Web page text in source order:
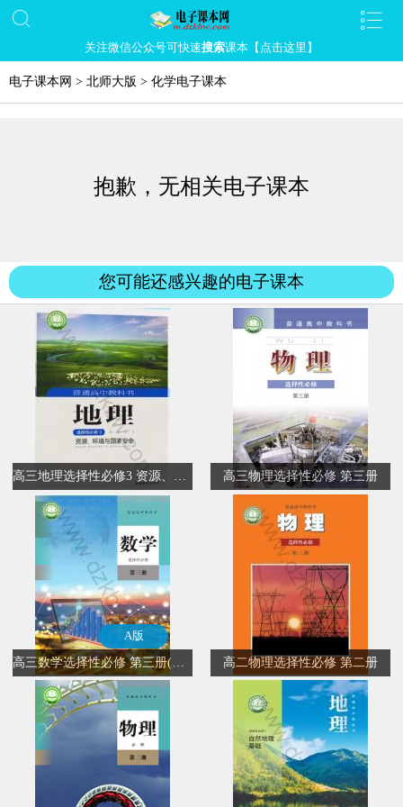
关注微信公众号可快速搜索课本【点击这里】
电子课本网 > 北师大版 > 化学电子课本
抱歉，无相关电子课本
您可能还感兴趣的电子课本
高三地理选择性必修3 资源、环境与国家安全 高三物理选择性必修 第三册
A版
高二物理选择性必修 第二册